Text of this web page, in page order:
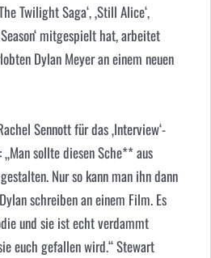
Twilight Saga‘, ‚Still Alice‘,
Season‘ mitgespielt hat, arbeitet
Dylan Meyer an einem neuen
Sennott für das ‚Interview‘-
sollte diesen Sche** aus
Nur so kann man ihn dann
schreiben an einem Film. Es
und sie ist echt verdammt
euch gefallen wird.“ Stewart